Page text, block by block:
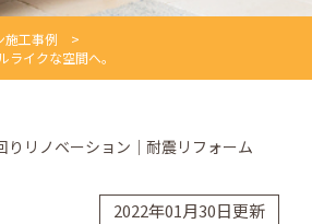
施工事例
イクな空間へ。
りリノベーション
耐震リフォーム
2022年01月30日更新